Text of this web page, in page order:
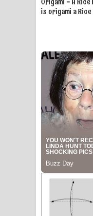
Akahe
ඉඳලා
පද පෙළ
පෙළ
is origami a Rice